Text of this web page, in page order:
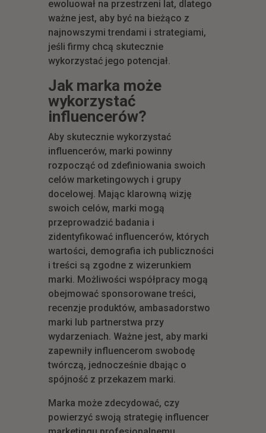
ewoluował na przestrzeni lat, dlatego
ważne jest, aby być na bieżąco z
najnowszymi trendami i strategiami,
jeśli firmy chcą skutecznie
wykorzystać jego potencjał.
Jak marka może
wykorzystać
influencerów?
Aby skutecznie wykorzystać
influencerów, marki powinny
rozpocząć od zdefiniowania swoich
celów marketingowych i grupy
docelowej. Mając klarowną wizję
swoich celów, marki mogą
przeprowadzić badania i
zidentyfikować influencerów, których
wartości, demografia ich publiczności
i treści są zgodne z wizerunkiem
marki. Możliwości współpracy mogą
obejmować sponsorowane treści,
recenzje produktów, ambasadorstwo
marki lub partnerstwa przy
wydarzeniach. Ważne jest, aby marki
zapewniły influencerom swobodę
twórczą, jednocześnie dbając o
spójność z przekazem marki.
Marka może zdecydować, czy
powierzyć swoją strategię influencer